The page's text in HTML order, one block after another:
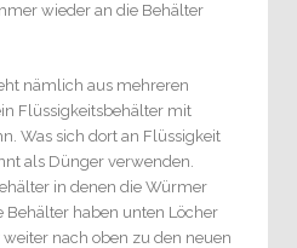
wieder an die Behälter
nämlich aus mehreren
Flüssigkeitsbehälter mit
Was sich dort an Flüssigkeit
als Dünger verwenden.
in denen die Würmer
Behälter haben unten Löcher
nach oben zu den neuen